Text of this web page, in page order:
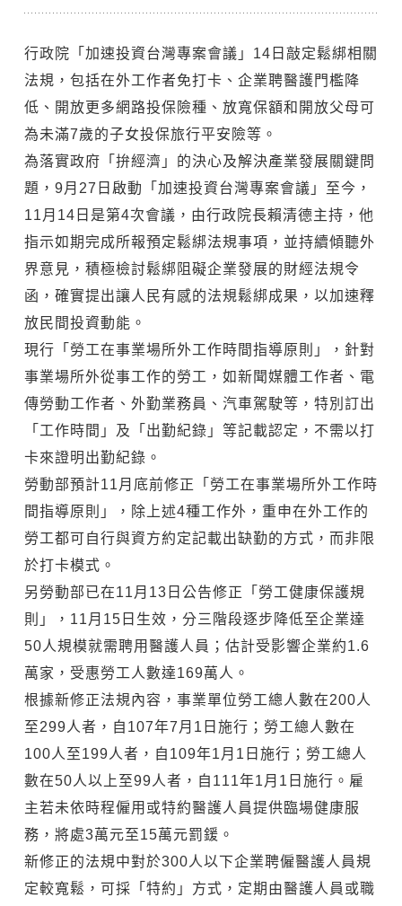
行政院「加速投資台灣專案會議」14日敲定鬆綁相關
法規，包括在外工作者免打卡、企業聘醫護門檻降
低、開放更多網路投保險種、放寬保額和開放父母可
為未滿7歲的子女投保旅行平安險等。
為落實政府「拚經濟」的決心及解決產業發展關鍵問
題，9月27日啟動「加速投資台灣專案會議」至今，
11月14日是第4次會議，由行政院長賴清德主持，他
指示如期完成所報預定鬆綁法規事項，並持續傾聽外
界意見，積極檢討鬆綁阻礙企業發展的財經法規令
函，確實提出讓人民有感的法規鬆綁成果，以加速釋
放民間投資動能。
現行「勞工在事業場所外工作時間指導原則」，針對
事業場所外從事工作的勞工，如新聞媒體工作者、電
傳勞動工作者、外勤業務員、汽車駕駛等，特別訂出
「工作時間」及「出勤紀錄」等記載認定，不需以打
卡來證明出勤紀錄。
勞動部預計11月底前修正「勞工在事業場所外工作時
間指導原則」，除上述4種工作外，重申在外工作的
勞工都可自行與資方約定記載出缺勤的方式，而非限
於打卡模式。
另勞動部已在11月13日公告修正「勞工健康保護規
則」，11月15日生效，分三階段逐步降低至企業達
50人規模就需聘用醫護人員；估計受影響企業約1.6
萬家，受惠勞工人數達169萬人。
根據新修正法規內容，事業單位勞工總人數在200人
至299人者，自107年7月1日施行；勞工總人數在
100人至199人者，自109年1月1日施行；勞工總人
數在50人以上至99人者，自111年1月1日施行。雇
主若未依時程僱用或特約醫護人員提供臨場健康服
務，將處3萬元至15萬元罰鍰。
新修正的法規中對於300人以下企業聘僱醫護人員規
定較寬鬆，可採「特約」方式，定期由醫護人員或職